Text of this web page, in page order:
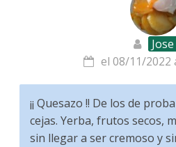
Jose
el 08/11/2022
¡¡ Quesazo !! De los de
cejas. Yerba, frutos secos,
sin llegar a ser cremoso y